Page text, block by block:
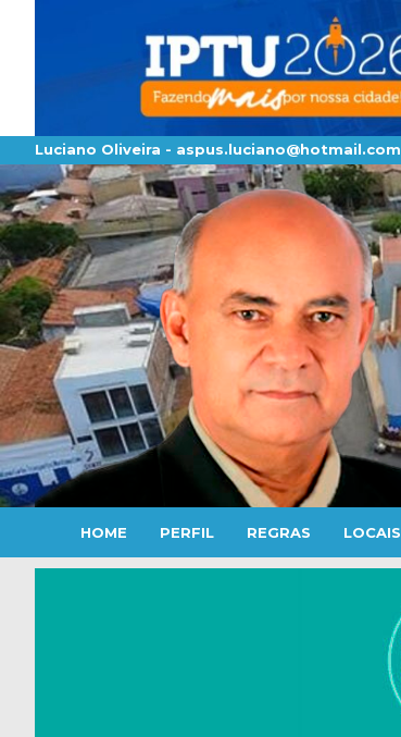
Luciano Oliveira - aspus.luciano@hotmail.com
HOME PERFIL REGRAS LOCAIS